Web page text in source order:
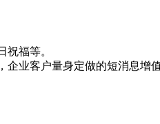
福等。
业客户量身定做的短消息增